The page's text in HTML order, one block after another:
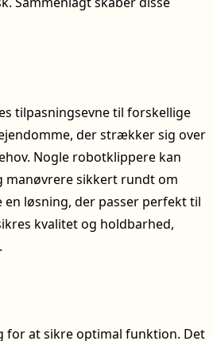
tilpasningsevne til forskellige
der strækker sig over
Nogle robotklippere kan
manøvrere sikkert rundt om
løsning, der passer perfekt til
kvalitet og holdbarhed,
at sikre optimal funktion. Det